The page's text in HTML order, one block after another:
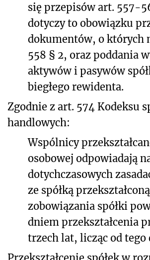
się przepisów art. 557-
dotyczy to obowiązku
dokumentów, o których
558 § 2, oraz poddania
aktywów i pasywów
biegłego rewidenta.
Zgodnie z art. 574 Kodeksu
handlowych:
Wspólnicy
osobowej odpowiadają
dotychczasowych
ze spółką
zobowiązania spółki
dniem przekształcenia
trzech lat, licząc od tego